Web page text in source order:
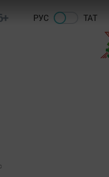
РУС ТАТ
0